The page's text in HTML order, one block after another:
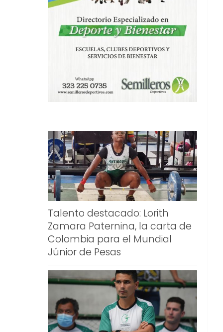
Talento destacado: Lorith
Zamara Paternina, la carta de
Colombia para el Mundial
Júnior de Pesas